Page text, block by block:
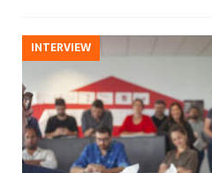
INTERVIEW